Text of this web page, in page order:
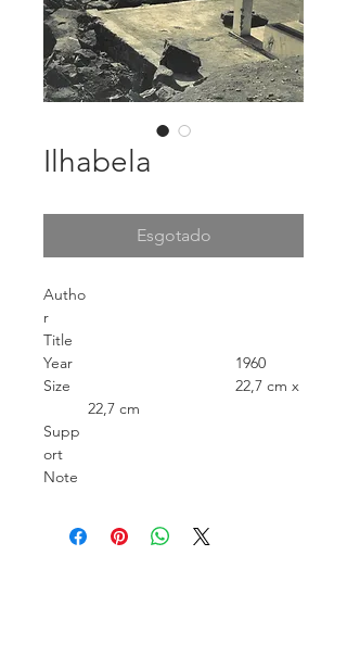
Ilhabela
Esgotado
Autho
r
Title
Year
1960
Size
22,7 cm x
22,7 cm
Supp
ort
Note